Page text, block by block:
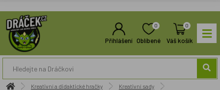
Přihlášení
0
Oblíbené
0
Váš košík
Kreativní a didaktické hračky
Kreativní sady